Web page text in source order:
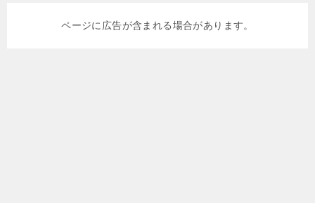
ページに広告が含まれる場合があります。